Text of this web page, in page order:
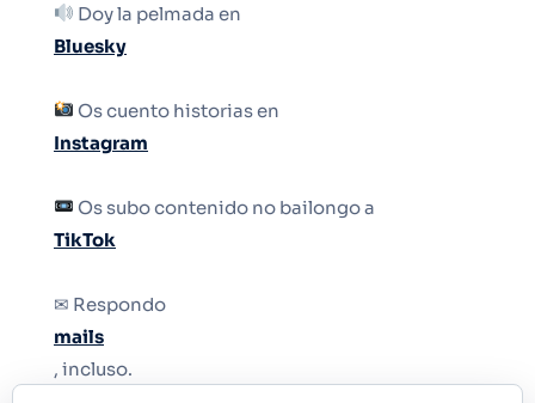
Doy la pelmada en
Bluesky
Os cuento historias en
Instagram
Os subo contenido no bailongo a
TikTok
✉ Respondo
mails
, incluso.